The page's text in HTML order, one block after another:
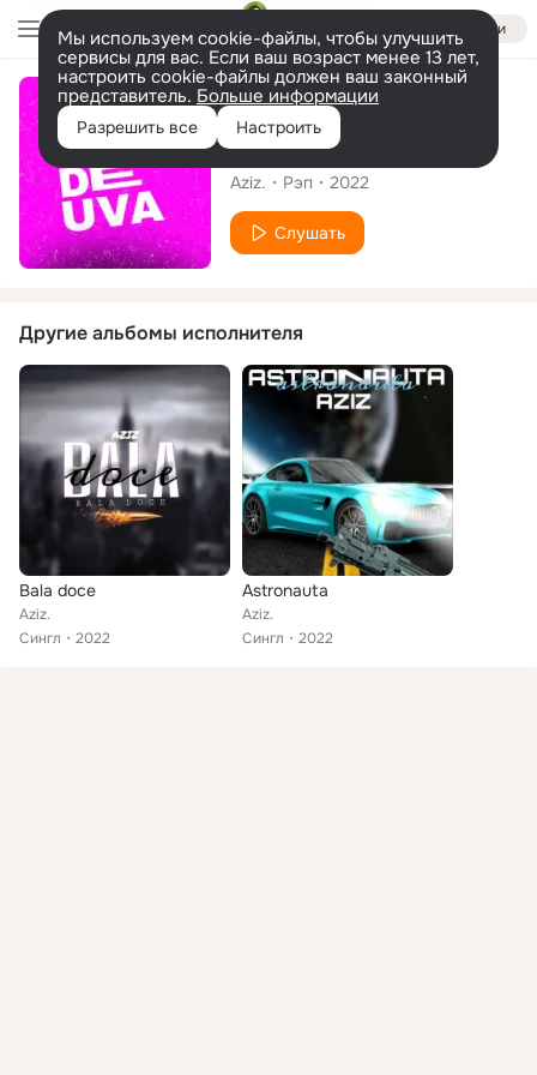
Войти
Мы используем cookie-файлы, чтобы улучшить
сервисы для вас. Если ваш возраст менее 13 лет,
настроить cookie-файлы должен ваш законный
представитель. Больше информации
Разрешить все Настроить
Сингл
Blunt de uva
Aziz. Рэп 2022
Слушать
Другие альбомы исполнителя
Bala doce
Aziz.
Сингл
2022
Astronauta
Aziz.
Сингл
2022